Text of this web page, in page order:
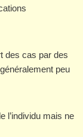
des cas par des
peu
l’individu mais ne